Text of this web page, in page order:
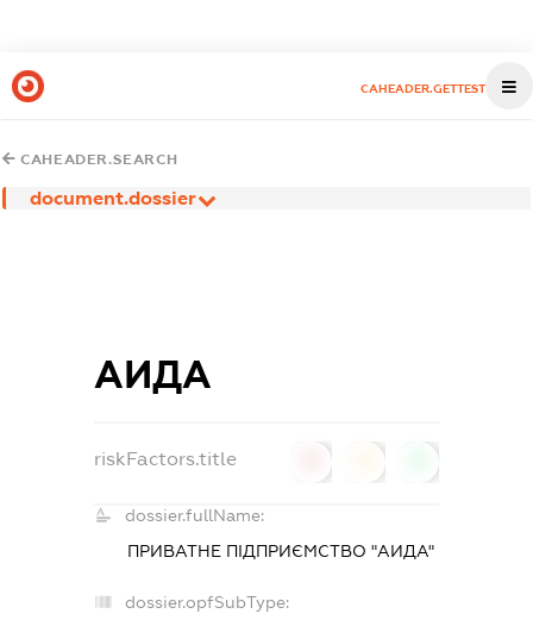
CAHEADER.GETTEST
CAHEADER.SEARCH
document.dossier
АИДА
riskFactors.title
dossier.fullName:
ПРИВАТНЕ ПІДПРИЄМСТВО "АИДА"
dossier.opfSubType: